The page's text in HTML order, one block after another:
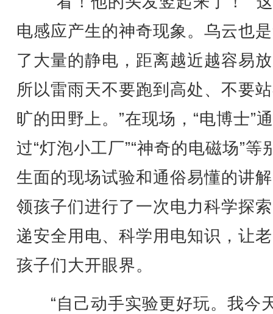
电感应产生的神奇现象。乌云也
了大量的静电，距离越近越容易
所以雷雨天不要跑到高处、不要
旷的田野上。”在现场，“电博士”通
过“灯泡小工厂”“神奇的电磁场”等
生面的现场试验和通俗易懂的讲
领孩子们进行了一次电力科学探
递安全用电、科学用电知识，让
孩子们大开眼界。
“自己动手实验更好玩。我今